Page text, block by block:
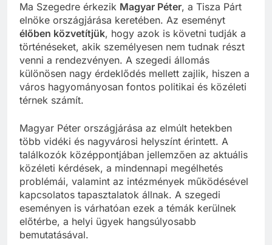
Ma Szegedre érkezik Magyar Péter, a Tisza Párt
elnöke országjárása keretében. Az eseményt
élőben közvetítjük, hogy azok is követni tudják a
történéseket, akik személyesen nem tudnak részt
venni a rendezvényen. A szegedi állomás
különösen nagy érdeklődés mellett zajlik, hiszen a
város hagyományosan fontos politikai és közéleti
térnek számít.
Magyar Péter országjárása az elmúlt hetekben
több vidéki és nagyvárosi helyszínt érintett. A
találkozók középpontjában jellemzően az aktuális
közéleti kérdések, a mindennapi megélhetés
problémái, valamint az intézmények működésével
kapcsolatos tapasztalatok állnak. A szegedi
eseményen is várhatóan ezek a témák kerülnek
előtérbe, a helyi ügyek hangsúlyosabb
bemutatásával.